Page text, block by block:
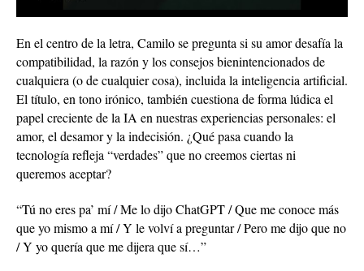
En el centro de la letra, Camilo se pregunta si su amor desafía la
compatibilidad, la razón y los consejos bienintencionados de
cualquiera (o de cualquier cosa), incluida la inteligencia artificial.
El título, en tono irónico, también cuestiona de forma lúdica el
papel creciente de la IA en nuestras experiencias personales: el
amor, el desamor y la indecisión. ¿Qué pasa cuando la
tecnología refleja “verdades” que no creemos ciertas ni
queremos aceptar?
“Tú no eres pa’ mí / Me lo dijo ChatGPT / Que me conoce más
que yo mismo a mí / Y le volví a preguntar / Pero me dijo que no
/ Y yo quería que me dijera que sí…”